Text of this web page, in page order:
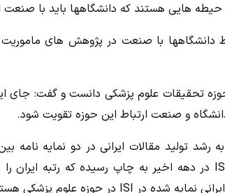
هایی هستند که دانشگاهها باید با صنعت
دانشگاهها با صنعت در پژوهش های
حوزه تحقیقات علوم پزشکی دانست و گفت: جای
و صنعت ارتباط این حوزه تقویت شود.